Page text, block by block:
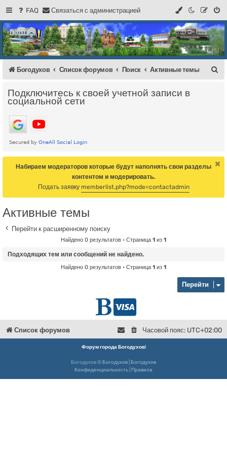
FAQ Связаться с администрацией
Регистрация
Форум Богодухова
Богодухов
Богодухов Список форумов Поиск Активные темы
Подключитесь к своей учетной записи в
социальной сети
Набираем модераторов которые будут наполнять свои разделы
контентом и модерировать.
Подать заявку memberlist.php?mode=contactadmin
Активные темы
Перейти к расширенному поиску
Найдено 0 результатов • Страница 1 из 1
Подходящих тем или сообщений не найдено.
Найдено 0 результатов • Страница 1 из 1
Перейти
Г
в
н
D
o
n
a
Список форумов Часовой пояс: UTC+02:00
Форум города Богодухов!
Богодухов © Богодухов Богодухов
Конфиденциальность Правила